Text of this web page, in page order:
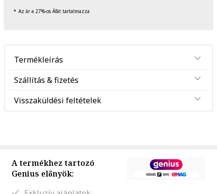
Az ár a 27%-os Áfát tartalmazza
Termékleírás
Szállítás & fizetés
Visszaküldési feltételek
A termékhez tartozó
Genius előnyök: